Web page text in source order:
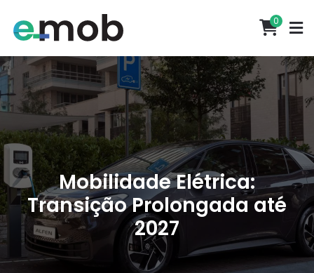
0
Mobilidade Elétrica:
Transição Prolongada até
2027